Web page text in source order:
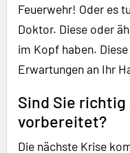
Feuerwehr! Oder es
Doktor. Diese oder
im Kopf haben.
Erwartungen an Ihr
Sind Sie
vorbereitet?
Die nächste Krise